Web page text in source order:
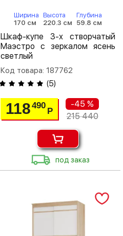
Ширина
170 см
Высота
220.3 см
Глубина
59.8 см
Шкаф-купе 3-х створчатый
Маэстро с зеркалом ясень
светлый
Код товара: 187762
(5)
118490
Р
-45 %
215 440
под заказ